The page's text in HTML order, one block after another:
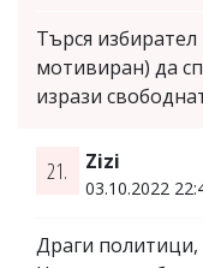
Търся
мотивиран) да
изрази
21. Zizi
03.10.2022
Драги политици,